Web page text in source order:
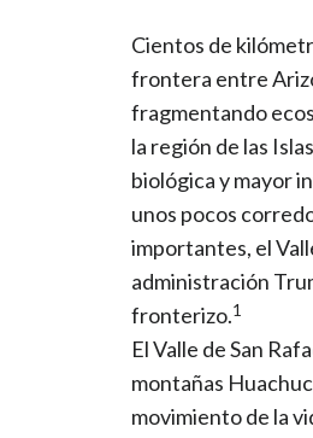
Cientos de
frontera entre
fragmentando
la región de las
biológica y mayor
unos pocos
importantes, el
administración
fronterizo.1
El Valle de San
montañas
movimiento de la